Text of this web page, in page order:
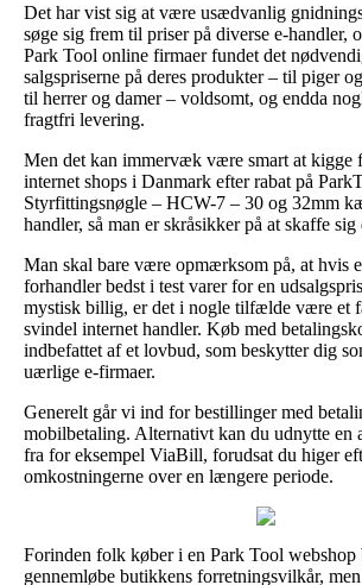
Det har vist sig at være usædvanlig
søge sig frem til priser på diverse e-handler,
Park Tool online firmaer fundet det
salgspriserne på deres produkter – til piger
til herrer og damer – voldsomt, og endda
fragtfri levering.
Men det kan immervæk være smart at kigge
internet shops i Danmark efter rabat på
Styrfittingsnøgle – HCW-7 – 30 og 32mm
handler, så man er skråsikker på at skaffe sig
Man skal bare være opmærksom på, at hvis
forhandler bedst i test varer for en
mystisk billig, er det i nogle tilfælde være et
svindel internet handler. Køb med
indbefattet af et lovbud, som beskytter dig
uærlige e-firmaer.
Generelt går vi ind for bestillinger med
mobilbetaling. Alternativt kan du udnytte en
fra for eksempel ViaBill, forudsat du higer
omkostningerne over en længere periode.
Forinden folk køber i en Park Tool webshop
gennemløbe butikkens forretningsvilkår,